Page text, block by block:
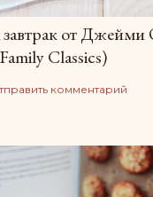
от Джейми
Сlassics)
комментарий